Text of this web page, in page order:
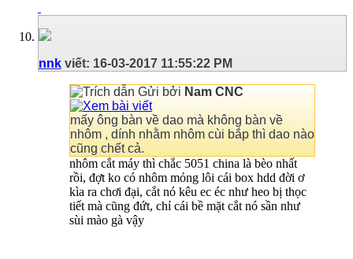
nnk viết: 16-03-2017 11:55:22 PM
Gửi bởi Nam CNC
mấy ông bàn về dao mà không bàn về
nhôm , dính nhằm nhôm cùi bắp thì dao nào
cũng chết cả.
nhôm cắt máy thì chắc 5051 china là bèo nhất
rồi, đợt ko có nhôm mỏng lôi cái box hdd đời ơ
kìa ra chơi đại, cắt nó kêu ec éc như heo bị thọc
tiết mà cũng đứt, chỉ cái bề mặt cắt nó sần như
sùi mào gà vậy